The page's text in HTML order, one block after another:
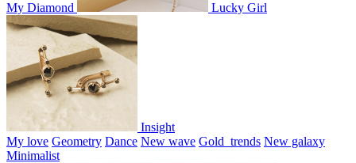
My Diamond Lucky Girl
Insight
My love Geometry Dance New wave Gold_trends New galaxy
Minimalist